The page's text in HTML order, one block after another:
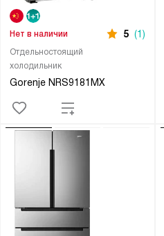
Отдельностоящий
холодильник
Gorenje NRS9181MX
Нет в наличии 5 (1)